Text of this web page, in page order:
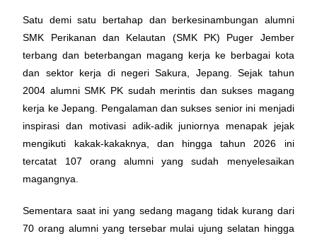
Satu demi satu bertahap dan berkesinambungan alumni
SMK Perikanan dan Kelautan (SMK PK) Puger Jember
terbang dan beterbangan magang kerja ke berbagai kota
dan sektor kerja di negeri Sakura, Jepang. Sejak tahun
2004 alumni SMK PK sudah merintis dan sukses magang
kerja ke Jepang. Pengalaman dan sukses senior ini menjadi
inspirasi dan motivasi adik-adik juniornya menapak jejak
mengikuti kakak-kakaknya, dan hingga tahun 2026 ini
tercatat 107 orang alumni yang sudah menyelesaikan
magangnya.
Sementara saat ini yang sedang magang tidak kurang dari
70 orang alumni yang tersebar mulai ujung selatan hingga